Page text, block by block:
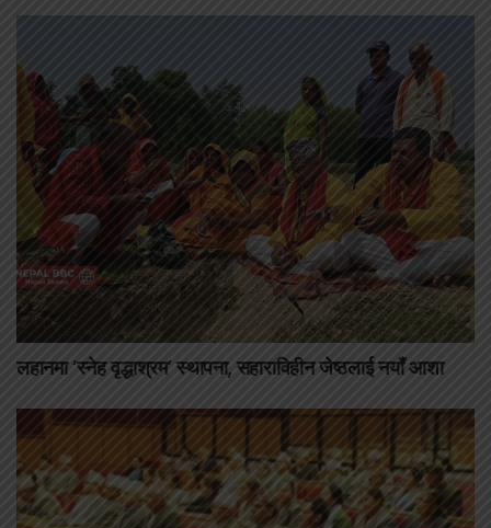
लहानमा ‘स्नेह वृद्धाश्रम’ स्थापना, सहाराविहीन जेष्ठलाई नयाँ आशा